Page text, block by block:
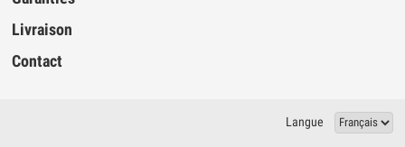
Livraison
Contact
Langue